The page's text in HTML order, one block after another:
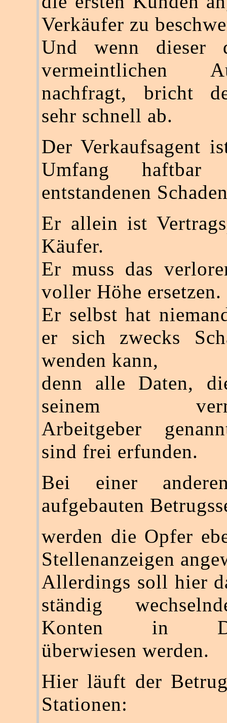
Verkäufer zu
Und wenn dieser
vermeintlichen
nachfragt, bricht
sehr schnell ab.
Der Verkaufsagent
Umfang
entstandenen
Er allein ist
Käufer.
Er muss das
voller Höhe ersetzen.
Er selbst hat
er sich zwecks
wenden kann,
denn alle Daten,
seinem
Arbeitgeber
sind frei erfunden.
Bei einer
aufgebauten
werden die Opfer
Stellenanzeigen
Allerdings soll hier
ständig
Konten in
überwiesen werden.
Hier läuft der
Stationen: